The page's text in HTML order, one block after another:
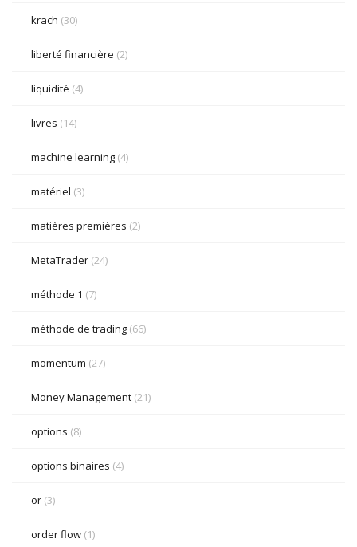
krach (30)
liberté financière (2)
liquidité (4)
livres (14)
machine learning (4)
matériel (3)
matières premières (2)
MetaTrader (24)
méthode 1 (7)
méthode de trading (66)
momentum (27)
Money Management (21)
options (8)
options binaires (4)
or (3)
order flow (1)